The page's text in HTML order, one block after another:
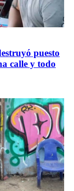
puesto
calle y todo